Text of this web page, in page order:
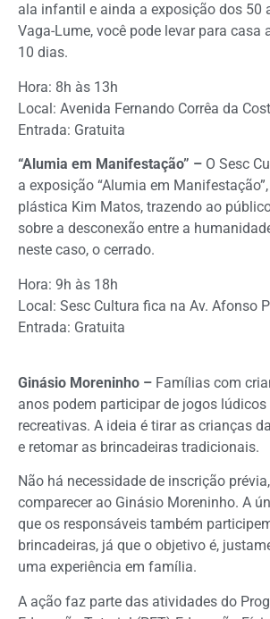
ala infantil e ainda a exposição dos 50
Vaga-Lume, você pode levar para casa
10 dias.
Hora: 8h às 13h
Local: Avenida Fernando Corrêa da
Entrada: Gratuita
“Alumia em Manifestação” – O Sesc
a exposição “Alumia em
plástica Kim Matos, trazendo ao
sobre a desconexão entre a
neste caso, o cerrado.
Hora: 9h às 18h
Local: Sesc Cultura fica na Av. Afonso
Entrada: Gratuita
Ginásio Moreninho – Famílias com
anos podem participar de jogos
recreativas. A ideia é tirar as crianças
e retomar as brincadeiras tradicionais.
Não há necessidade de inscrição
comparecer ao Ginásio Moreninho. A
que os responsáveis também
brincadeiras, já que o objetivo é,
uma experiência em família.
A ação faz parte das atividades do